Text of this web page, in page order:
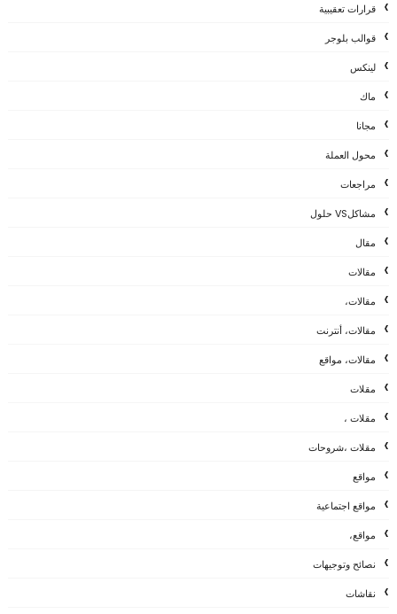
قرارات تعقيبية
قوالب بلوجر
لينكس
ماك
مجانا
محول العملة
مراجعات
مشاكلVS حلول
مقال
مقالات
مقالات،
مقالات، أنترنت
مقالات، مواقع
مقلات
مقلات ،
مقلات ،شروحات
مواقع
مواقع اجتماعية
مواقع،
نصائح وتوجيهات
نقاشات